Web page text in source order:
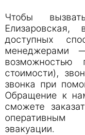
Чтобы
Елизаровская,
доступных
возможностью
стоимости),
звонка при
Обращение к
сможете
эвакуации.